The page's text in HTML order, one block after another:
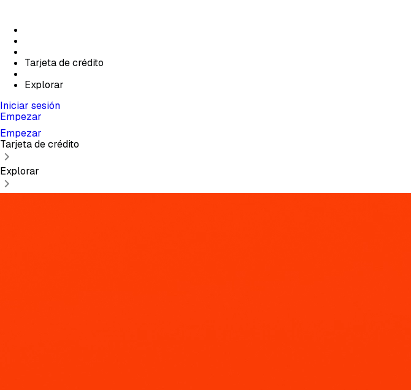
Tarjeta de crédito
Explorar
Iniciar sesión
Empezar
Empezar
Tarjeta de crédito
Explorar